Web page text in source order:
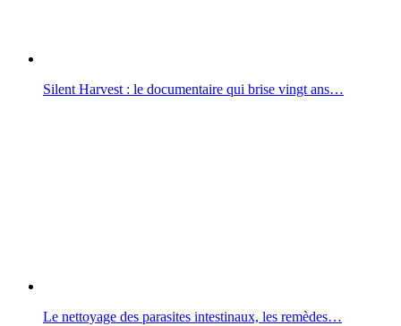
Silent Harvest : le documentaire qui brise vingt ans…
Le nettoyage des parasites intestinaux, les remèdes…